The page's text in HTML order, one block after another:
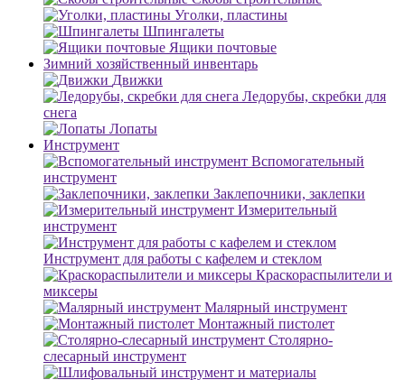
Уголки, пластины
Шпингалеты
Ящики почтовые
Зимний хозяйственный инвентарь
Движки
Ледорубы, скребки для
снега
Лопаты
Инструмент
Вспомогательный
инструмент
Заклепочники, заклепки
Измерительный
инструмент
Инструмент для работы с кафелем и стеклом
Краскораспылители и
миксеры
Малярный инструмент
Монтажный пистолет
Столярно-
слесарный инструмент